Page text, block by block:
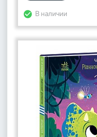
В наличии